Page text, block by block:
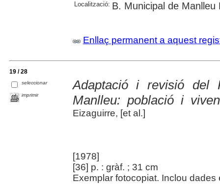
Localització: B. Municipal de Manlleu
Enllaç permanent a aquest
19 / 28
seleccionar
imprimir
Adaptació i revisió del
Manlleu: població i
Eizaguirre, [et al.]
[1978]
[36] p. : gràf. ; 31 cm
Exemplar fotocopiat. Inclou